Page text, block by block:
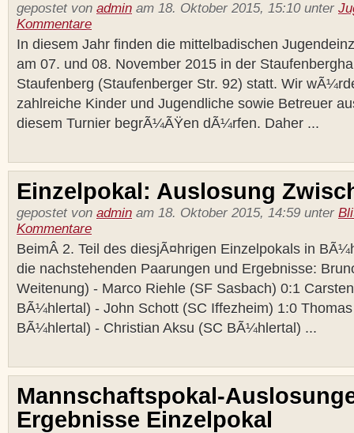
gepostet von admin am 18. Oktober 2015, 15:10 unter
Kommentare
In diesem Jahr finden die mittelbadischen
am 07. und 08. November 2015 in der
Staufenberg (Staufenberger Str. 92) statt. Wir
zahlreiche Kinder und Jugendliche sowie Betreuer
diesem Turnier begrÃ¼ÃŸen dÃ¼rfen. Daher ...
Einzelpokal: Auslosung
gepostet von admin am 18. Oktober 2015, 14:59 unter
Kommentare
BeimÂ 2. Teil des diesjÃ¤hrigen Einzelpokals in
die nachstehenden Paarungen und Ergebnisse:
Weitenung) - Marco Riehle (SF Sasbach) 0:1
BÃ¼hlertal) - John Schott (SC Iffezheim) 1:0
BÃ¼hlertal) - Christian Aksu (SC BÃ¼hlertal) ...
Mannschaftspokal-
Ergebnisse Einzelpokal